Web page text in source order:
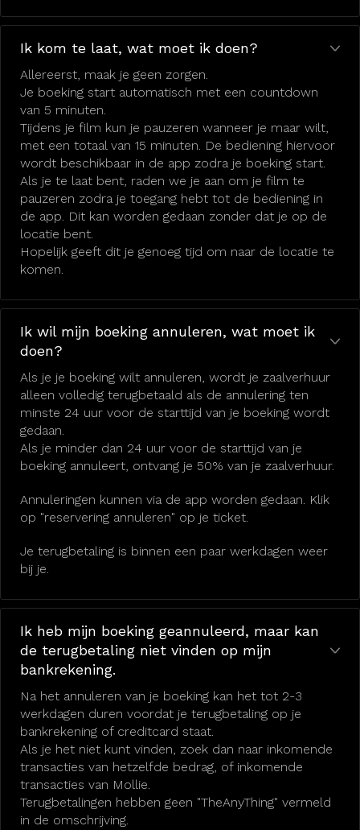
Ik kom te laat, wat moet ik doen?
Allereerst, maak je geen zorgen.
Je boeking start automatisch met een countdown
van 5 minuten.
Tijdens je film kun je pauzeren wanneer je maar wilt,
met een totaal van 15 minuten. De bediening hiervoor
wordt beschikbaar in de app zodra je boeking start.
Als je te laat bent, raden we je aan om je film te
pauzeren zodra je toegang hebt tot de bediening in
de app. Dit kan worden gedaan zonder dat je op de
locatie bent.
Hopelijk geeft dit je genoeg tijd om naar de locatie te
komen.
Ik wil mijn boeking annuleren, wat moet ik
doen?
Als je je boeking wilt annuleren, wordt je zaalverhuur
alleen volledig terugbetaald als de annulering ten
minste 24 uur voor de starttijd van je boeking wordt
gedaan.
Als je minder dan 24 uur voor de starttijd van je
boeking annuleert, ontvang je 50% van je zaalverhuur.
Annuleringen kunnen via de app worden gedaan. Klik
op "reservering annuleren" op je ticket.
Je terugbetaling is binnen een paar werkdagen weer
bij je.
Ik heb mijn boeking geannuleerd, maar kan
de terugbetaling niet vinden op mijn
bankrekening.
Na het annuleren van je boeking kan het tot 2-3
werkdagen duren voordat je terugbetaling op je
bankrekening of creditcard staat.
Als je het niet kunt vinden, zoek dan naar inkomende
transacties van hetzelfde bedrag, of inkomende
transacties van Mollie.
Terugbetalingen hebben geen "TheAnyThing" vermeld
in de omschrijving.